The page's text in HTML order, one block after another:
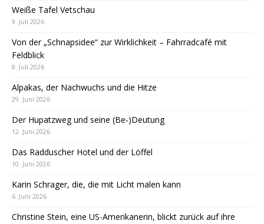
Weiße Tafel Vetschau
9. Juli 2026
Von der „Schnapsidee“ zur Wirklichkeit – Fahrradcafé mit
Feldblick
8. Juli 2026
Alpakas, der Nachwuchs und die Hitze
29. Juni 2026
Der Hupatzweg und seine (Be-)Deutung
12. Juni 2026
Das Radduscher Hotel und der Löffel
10. Juni 2026
Karin Schrager, die, die mit Licht malen kann
6. Juni 2026
Christine Stein, eine US-Amerikanerin, blickt zurück auf ihre